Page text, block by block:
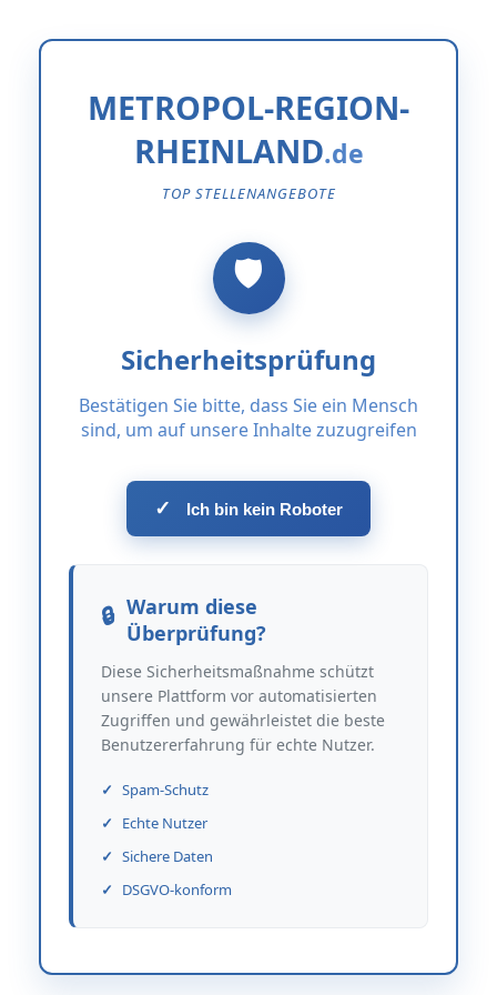
METROPOL-REGION-
RHEINLAND
TOP STELLENANGEBOTE
Sicherheitsprüfung
Bestätigen Sie bitte, dass Sie ein Mensch
sind, um auf unsere Inhalte zuzugreifen
✓ Ich bin kein Roboter
Warum diese
Überprüfung?
Diese Sicherheitsmaßnahme schützt
unsere Plattform vor automatisierten
Zugriffen und gewährleistet die beste
Benutzererfahrung für echte Nutzer.
Spam-Schutz
Echte Nutzer
Sichere Daten
DSGVO-konform